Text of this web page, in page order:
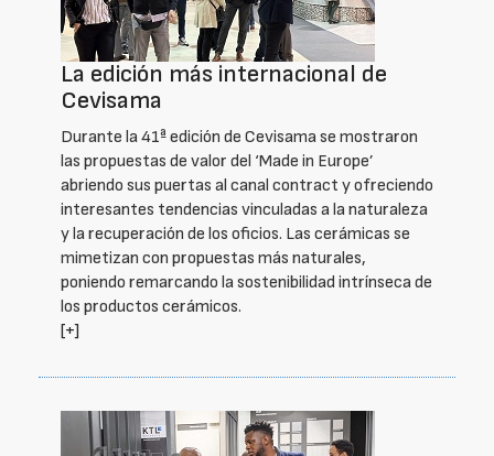
La edición más internacional de
Cevisama
Durante la 41ª edición de Cevisama se mostraron
las propuestas de valor del ‘Made in Europe’
abriendo sus puertas al canal contract y ofreciendo
interesantes tendencias vinculadas a la naturaleza
y la recuperación de los oficios. Las cerámicas se
mimetizan con propuestas más naturales,
poniendo remarcando la sostenibilidad intrínseca de
los productos cerámicos.
[+]